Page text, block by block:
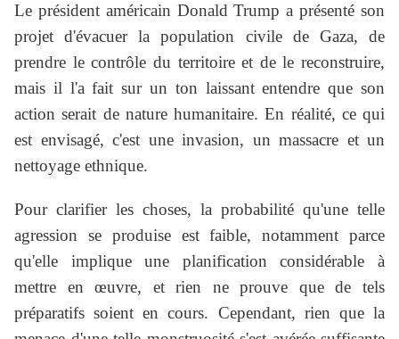
Le président américain Donald Trump a présenté son
projet d'évacuer la population civile de Gaza, de
prendre le contrôle du territoire et de le reconstruire,
mais il l'a fait sur un ton laissant entendre que son
action serait de nature humanitaire. En réalité, ce qui
est envisagé, c'est une invasion, un massacre et un
nettoyage ethnique.
Pour clarifier les choses, la probabilité qu'une telle
agression se produise est faible, notamment parce
qu'elle implique une planification considérable à
mettre en œuvre, et rien ne prouve que de tels
préparatifs soient en cours. Cependant, rien que la